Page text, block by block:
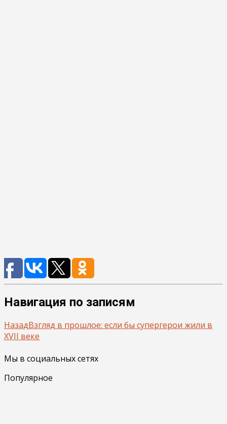
Навигация по записям
НазадВзгляд в прошлое: если бы супергерои жили в
XVII веке
Мы в социальных сетях
Популярное